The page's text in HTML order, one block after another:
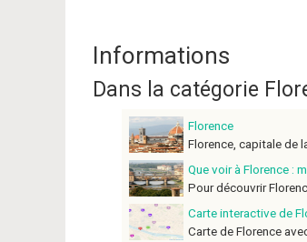
Informations
Dans la catégorie
Florence
Florence, capitale de
Que voir à Florence :
Pour découvrir
Carte interactive de
Carte de Florence